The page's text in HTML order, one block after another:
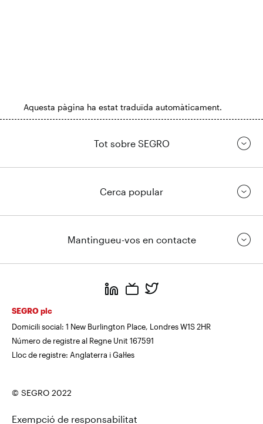
Aquesta pàgina ha estat traduïda automàticament.
Tot sobre SEGRO
Cerca popular
Mantingueu-vos en contacte
https://www.linkedin.com/
https://www.youtube.com/
https://twitter.com/
SEGRO plc
Domicili social: 1 New Burlington Place, Londres W1S 2HR
Número de registre al Regne Unit 167591
Lloc de registre: Anglaterra i Gal·les
© SEGRO 2022
Exempció de responsabilitat